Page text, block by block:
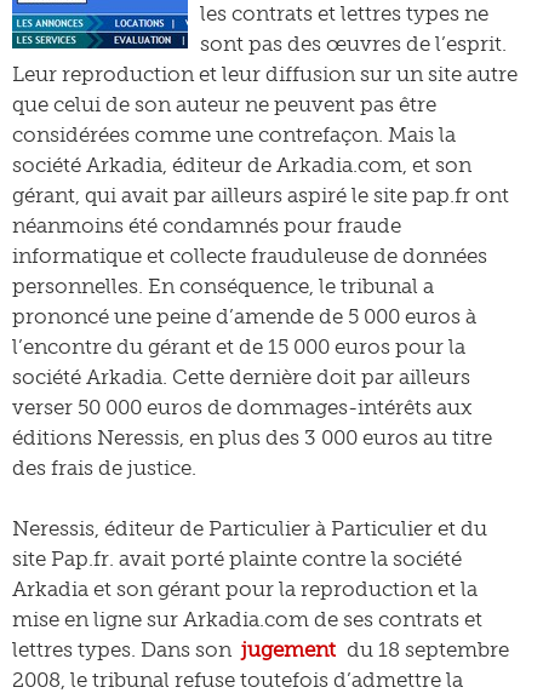
les contrats et lettres types ne
sont pas des œuvres de l’esprit.
Leur reproduction et leur diffusion sur un site autre
que celui de son auteur ne peuvent pas être
considérées comme une contrefaçon. Mais la
société Arkadia, éditeur de Arkadia.com, et son
gérant, qui avait par ailleurs aspiré le site pap.fr ont
néanmoins été condamnés pour fraude
informatique et collecte frauduleuse de données
personnelles. En conséquence, le tribunal a
prononcé une peine d’amende de 5 000 euros à
l’encontre du gérant et de 15 000 euros pour la
société Arkadia. Cette dernière doit par ailleurs
verser 50 000 euros de dommages-intérêts aux
éditions Neressis, en plus des 3 000 euros au titre
des frais de justice.
Neressis, éditeur de Particulier à Particulier et du
site Pap.fr. avait porté plainte contre la société
Arkadia et son gérant pour la reproduction et la
mise en ligne sur Arkadia.com de ses contrats et
lettres types. Dans son jugement du 18 septembre
2008, le tribunal refuse toutefois d’admettre la